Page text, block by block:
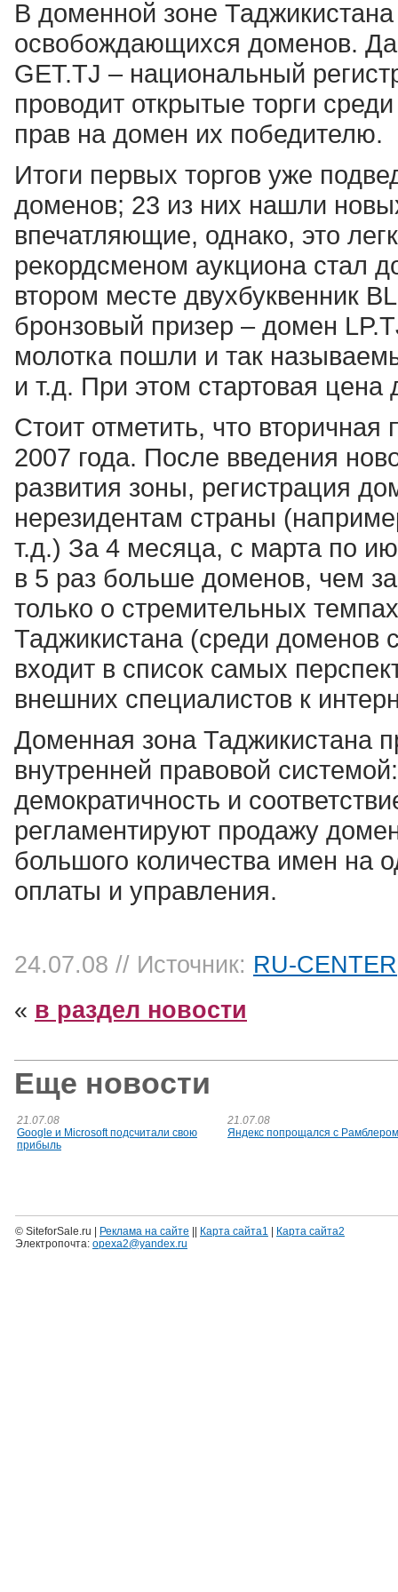
В доменной зоне
освобождающихся доменов.
GET.TJ – национальный
проводит открытые торги
прав на домен их победителю.
Итоги первых торгов уже
доменов; 23 из них нашли
впечатляющие, однако, это
рекордсменом аукциона стал
втором месте двухбуквенник
бронзовый призер – домен
молотка пошли и так
и т.д. При этом стартовая
Стоит отметить, что
2007 года. После введения
развития зоны, регистрация
нерезидентам страны
т.д.) За 4 месяца, с марта по
в 5 раз больше доменов, чем
только о стремительных
Таджикистана (среди доменов
входит в список самых
внешних специалистов к
Доменная зона Таджикистана
внутренней правовой
демократичность и
регламентируют продажу
большого количества имен на
оплаты и управления.
24.07.08 // Источник: RU-CENTER
« в раздел новости
Еще новости
21.07.08
Google и Microsoft подсчитали свою
прибыль
21.07.08
Яндекс попрощался с Рамблером
© SiteforSale.ru | Реклама на сайте Карта сайта1
Карта сайта2
Электропочта: opexa2@yandex.ru